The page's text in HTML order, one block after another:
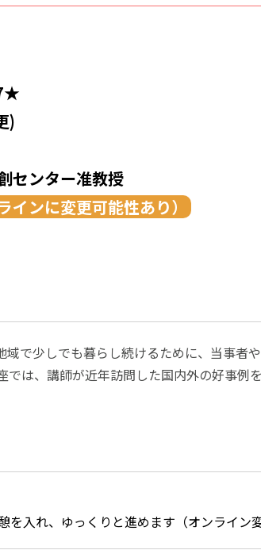
)
センター准教授
域で少しでも暮らし続けるために、当事者
では、講師が近年訪問した国内外の好事例
入れ、ゆっくりと進めます（オンライン